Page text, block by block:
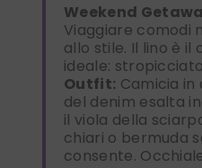
Weekend
Viaggiare comodi
allo stile. Il lino è il
ideale:
Outfit: Camicia
del denim esalta
il viola della
chiari o bermuda
consente.